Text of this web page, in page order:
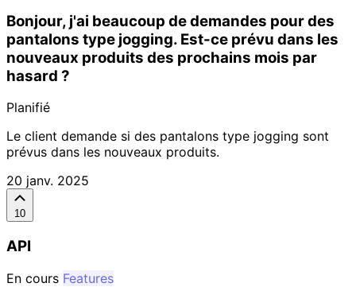
Bonjour, j'ai beaucoup de demandes pour des
pantalons type jogging. Est-ce prévu dans les
nouveaux produits des prochains mois par
hasard ?
Planifié
Le client demande si des pantalons type jogging sont
prévus dans les nouveaux produits.
20 janv. 2025
10
API
En cours Features